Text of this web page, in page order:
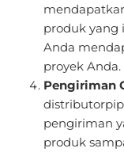
produk yang
Anda
proyek Anda.
Pengiriman
pengiriman
produk